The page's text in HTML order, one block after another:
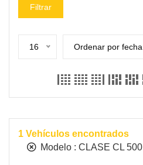
Filtrar
16 Ordenar por fecha
1 Vehículos encontrados
Modelo : CLASE CL 500